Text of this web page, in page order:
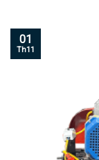
01
Th11